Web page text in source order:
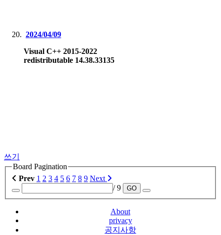
2024/04/09
Visual C++ 2015-2022
redistributable 14.38.33135
쓰기
Board Pagination
Prev 1 2 3 4 5 6 7 8 9 Next
/ 9
GO
About
privacy
공지사항